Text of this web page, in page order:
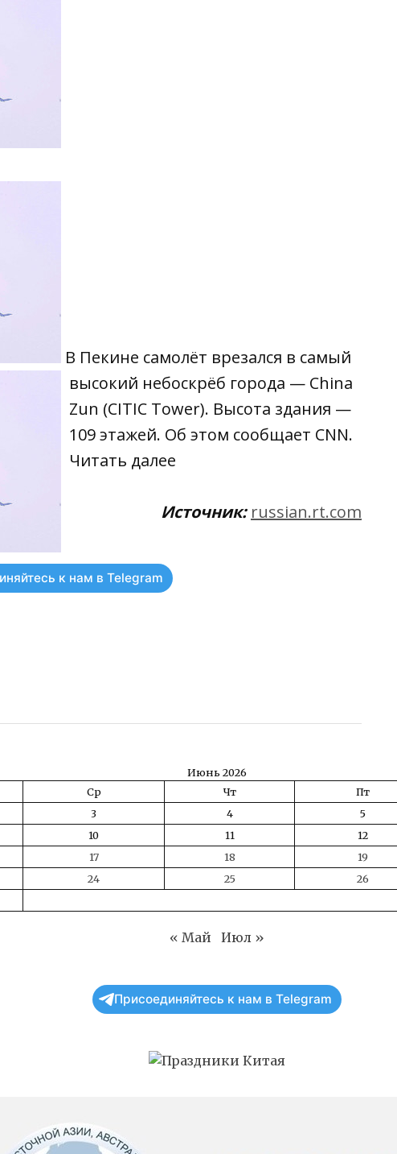
В Пекине самолёт врезался в самый
высокий небоскрёб города — China
Zun (CITIC Tower). Высота здания —
109 этажей. Об этом сообщает CNN.
Читать далее
Источник: russian.rt.com
к нам в Telegram
Июнь 2026
Ср Чт Пт
3 4 5
10 11 12
17 18 19
24 25 26
« Май Июл »
Присоединяйтесь к нам в Telegram